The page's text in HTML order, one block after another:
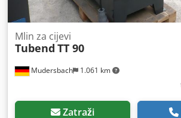
Mudersbach 1.061 km
Mlin za cijevi
Tubend TT 90
Zatraži